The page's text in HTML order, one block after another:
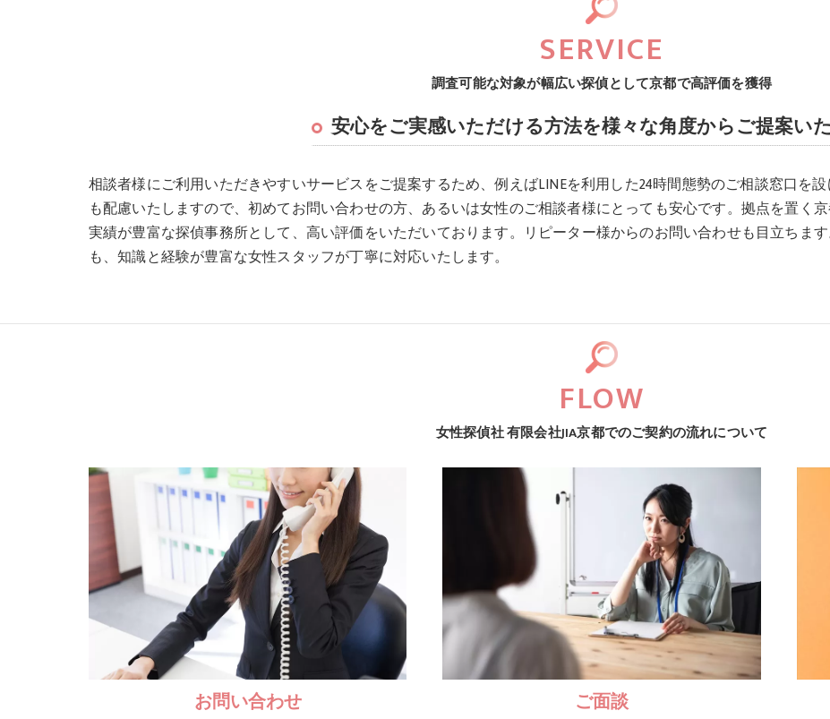
調査可能な対象が幅広い探偵として京都で高評価を獲得
SERVICE
安心をご実感いただける方法を様々な角度からご提案い
相談者様にご利用いただきやすいサービスをご提案するため、例えばLINEを利用した24時間態勢のご相談窓口を
も配慮いたしますので、初めてお問い合わせの方、あるいは女性のご相談者様にとっても安心です。拠点を置く
実績が豊富な探偵事務所として、高い評価をいただいております。リピーター様からのお問い合わせも目立ちま
も、知識と経験が豊富な女性スタッフが丁寧に対応いたします。
FLOW
女性探偵社 有限会社JIA京都でのご契約の流れについて
お問い合わせ ご面談